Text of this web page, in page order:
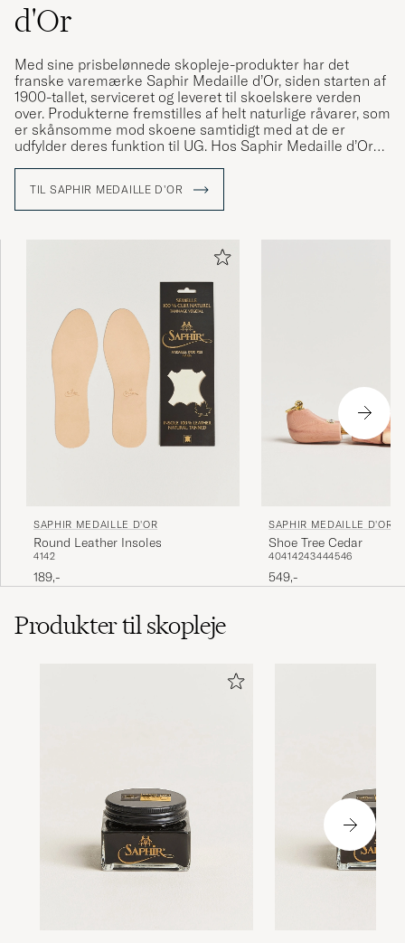
d'Or
Med sine prisbelønnede skopleje-produkter har det
franske varemærke Saphir Medaille d’Or, siden starten af
1900-tallet, serviceret og leveret til skoelskere verden
over. Produkterne fremstilles af helt naturlige råvarer, som
er skånsomme mod skoene samtidigt med at de er
udfylder deres funktion til UG. Hos Saphir Medaille d’Or
påstrygningsbørster og rengøringsprodukter.
TIL SAPHIR MEDAILLE D'OR
SAPHIR MEDAILLE D'OR
Round Leather Insoles
4142
189,-
SAPHIR MEDAILLE D'OR
Shoe Tree Cedar
40414243444546
549,-
Produkter til skopleje